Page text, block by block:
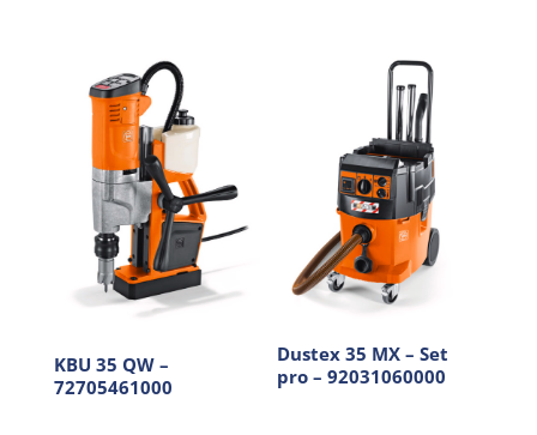
KBU 35 QW –
72705461000
Dustex 35 MX – Set
pro – 92031060000